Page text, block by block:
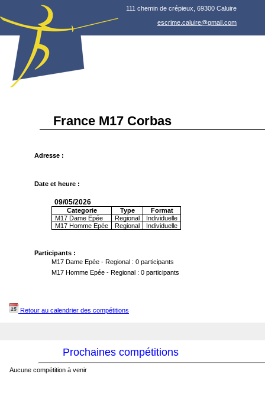
111 chemin de crépieux, 69300 Caluire
escrime.caluire@gmail.com
France M17 Corbas
Adresse :
Date et heure :
09/05/2026
Categorie Type
Format
M17 Dame Epée
Regional
Individuelle
M17 Homme Epée
Regional Individuelle
Participants :
M17 Dame Epée - Regional : 0 participants
M17 Homme Epée - Regional : 0 participants
Retour au calendrier des compétitions
Prochaines compétitions
Aucune compétition à venir